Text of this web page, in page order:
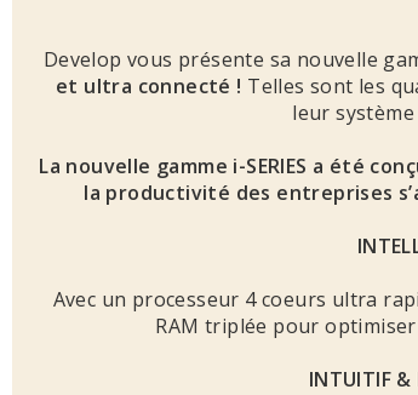
Develop vous présente sa nouvelle
et ultra connecté ! Telles sont les
leur système
La nouvelle gamme i-SERIES a été
la productivité des entreprises
Avec un processeur 4 coeurs ultra
RAM triplée pour
INTUITIF &